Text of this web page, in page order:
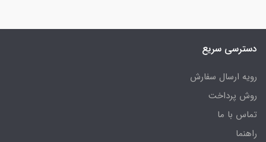
دسترسی سریع
رویه ارسال سفارش
روش پرداخت
تماس با ما
راهنما